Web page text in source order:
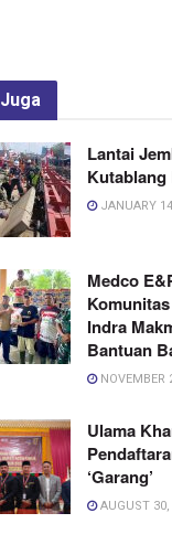
Juga
Lantai
Kutablang
JANUARY
Medco
Indra
Bantuan
NOVEMBER
Ulama
‘Garang’
AUGUST 30,